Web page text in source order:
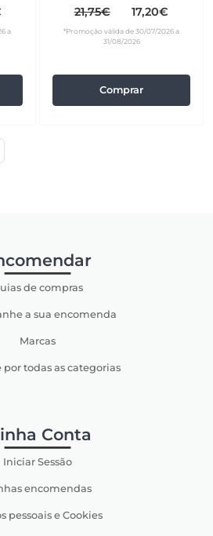
a
21,75€ 17,20€
*Promoção válida de 30/07/2026 a
31/08/2026
Comprar
de compras
a sua encomenda
Marcas
por todas as categorias
Conta
Iniciar Sessão
encomendas
pessoais e Cookies